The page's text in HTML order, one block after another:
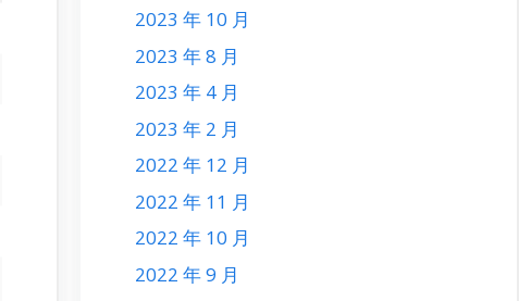
2023 年 10 月
2023 年 8 月
2023 年 4 月
2023 年 2 月
2022 年 12 月
2022 年 11 月
2022 年 10 月
2022 年 9 月